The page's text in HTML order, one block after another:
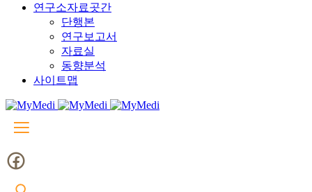
연구소자료곳간
단행본
연구보고서
자료실
동향분석
사이트맵